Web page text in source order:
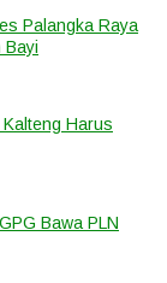
Palangka Raya
Bayi
Harus
Bawa PLN